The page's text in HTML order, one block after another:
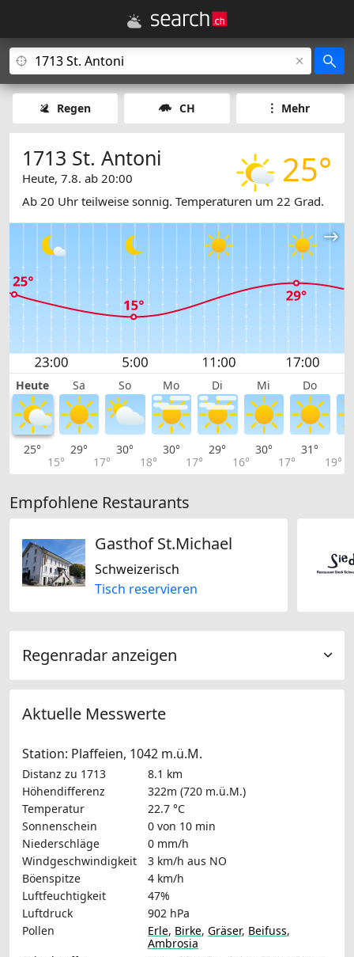
Regen CH Mehr
25°
1713 St. Antoni
Heute, 7.8. ab 20:00
Ab 20 Uhr teilweise sonnig. Temperaturen um 22 Grad.
Heute Sa So Mo Di Mi Do
25°
15°
29°
17°
30°
18°
30°
17°
29°
16°
30°
17°
31°
19°
Empfohlene Restaurants
Gasthof St.Michael
Schweizerisch
Tisch reservieren
Regenradar anzeigen
Aktuelle Messwerte
Station: Plaffeien, 1042 m.ü.M.
Distanz zu 1713
8.1 km
Höhendifferenz
322m (720 m.ü.M.)
Temperatur
22.7 °C
Sonnenschein
0 von 10 min
Niederschläge
0 mm/h
Windgeschwindigkeit
3 km/h aus NO
Böenspitze
4 km/h
Luftfeuchtigkeit
47%
Luftdruck
902 hPa
Pollen
Erle, Birke, Gräser, Beifuss,
Ambrosia